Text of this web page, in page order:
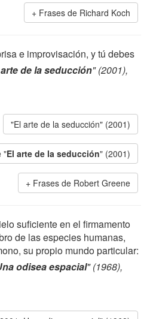
Frases de Richard Koch
e improvisación, y tú debes
de la seducción" (2001),
"El arte de la seducción" (2001)
"El arte de la seducción" (2001)
Frases de Robert Greene
suficiente en el firmamento
de las especies humanas,
su propio mundo particular:
odisea espacial" (1968),